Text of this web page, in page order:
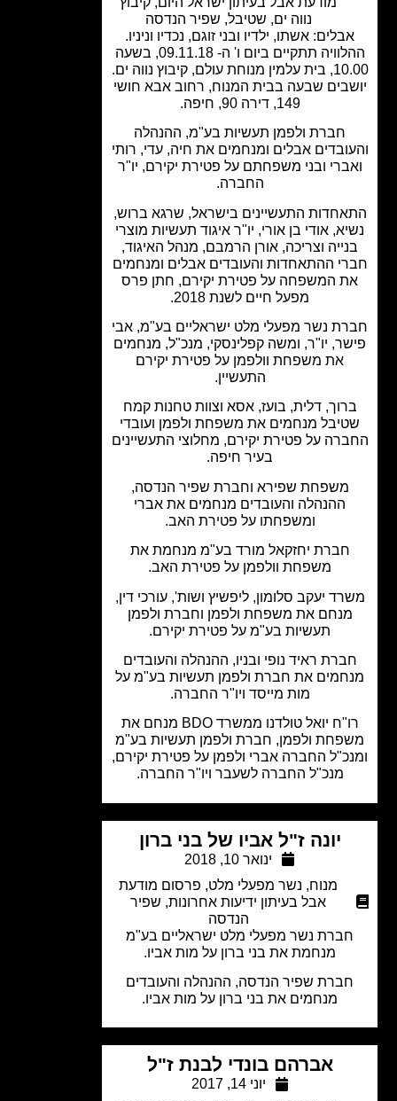
שטיבל, שפיר הנדסה
אשתו, ילדיו ובני זוגם, נכדיו וניניו.
ההלוויה תתקיים ביום ו' ה- 09.11.18, בשעה
שבעה בבית המנוח, רחוב אבא חושי
חברת ולפמן תעשיות בע"מ, ההנהלה
אבלים ומנחמים את חיה, עדי, רותי
ובני משפחתם על פטירת יקירם, יו"ר
החברה.
התעשיינים בישראל, שרגא ברוש,
אודי בן אורי, יו"ר איגוד תעשיות מוצרי
וצריכה, אורן הרמבם, מנהל האיגוד,
ההתאחדות והעובדים אבלים ומנחמים
המשפחה על פטירת יקירם, חתן פרס
מפעל חיים לשנת 2018.
נשר מפעלי מלט ישראליים בע"מ, אבי
יו"ר, ומשה קפלינסקי, מנכ"ל, מנחמים
את משפחת וולפמן על פטירת יקירם
התעשיין.
דלית, בועז, אסא וצוות טחנות קמח
מנחמים את משפחת ולפמן ועובדי
על פטירת יקירם, מחלוצי התעשיינים
בעיר חיפה.
משפחת שפירא וחברת שפיר הנדסה,
ההנהלה והעובדים מנחמים את אברי
ומשפחתו על פטירת האב.
חברת יחזקאל מורד בע"מ מנחמת את
משפחת וולפמן על פטירת האב.
יעקב סלומון, ליפשיץ ושות', עורכי דין,
את משפחת ולפמן וחברת ולפמן
תעשיות בע"מ על פטירת יקירם.
ראיד נופי ובניו, ההנהלה והעובדים
את חברת ולפמן תעשיות בע"מ על
מות מייסד ויו"ר החברה.
רו"ח יואל טולדנו ממשרד BDO מנחם את
ולפמן, חברת ולפמן תעשיות בע"מ
החברה אברי ולפמן על פטירת יקירם,
מנכ"ל החברה לשעבר ויו"ר החברה.
יונה ז"ל אביו של בני ברון
ינואר 10, 2018
נשר מפעלי מלט,פרסום מודעת
אבל בעיתון ידיעות אחרונות,שפיר
נשר מפעלי מלט ישראליים בע"מ
מנחמת את בני ברון על מות אביו.
שפיר הנדסה, ההנהלה והעובדים
מנחמים את בני ברון על מות אביו.
אברהם בונדי לבנת ז"ל